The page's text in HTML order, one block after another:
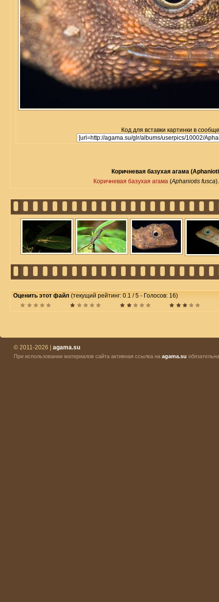
Код для вставки картинки в
Коричневая базухая агама
Коричневая базухая агама (Aphaniotis fusca
Оценить этот файл (текущий рейтинг: 0.1 / 5 - Голосов: 16)
© 2011-2026 | agama.su
При использовании материалов сайта активная ссылка на agama.su